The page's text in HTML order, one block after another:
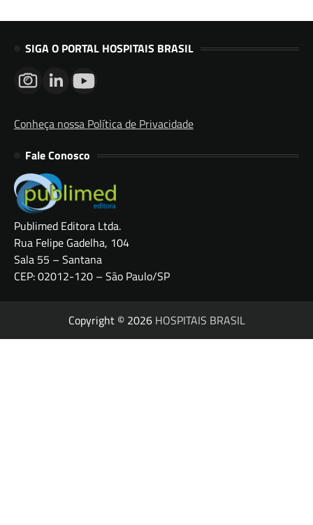
SIGA O PORTAL HOSPITAIS BRASIL
Conheça nossa Política de Privacidade
Fale Conosco
Publimed Editora Ltda.
Rua Felipe Gadelha, 104
Sala 55 – Santana
CEP: 02012-120 – São Paulo/SP
Copyright © 2026 HOSPITAIS BRASIL